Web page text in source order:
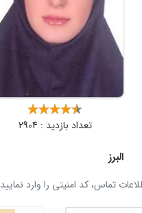
تعداد بازدید : 2904
البرز
تماس، کد امنیتی را وارد نمایید